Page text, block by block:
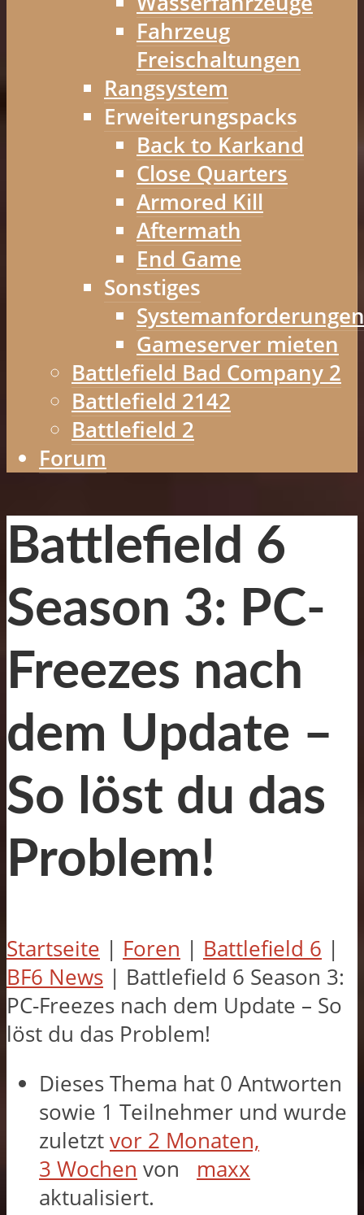
Fahrzeug
Freischaltungen
Rangsystem
Erweiterungspacks
Back to Karkand
Close Quarters
Armored Kill
Aftermath
End Game
Sonstiges
Systemanforderungen
Gameserver mieten
Battlefield Bad Company 2
Battlefield 2142
Battlefield 2
Forum
Battlefield 6
Season 3: PC-
Freezes nach
dem Update –
So löst du das
Problem!
Startseite | Foren | Battlefield 6 |
BF6 News | Battlefield 6 Season 3:
PC-Freezes nach dem Update – So
löst du das Problem!
Dieses Thema hat 0 Antworten
sowie 1 Teilnehmer und wurde
zuletzt vor 2 Monaten,
3 Wochen von
maxx
aktualisiert.